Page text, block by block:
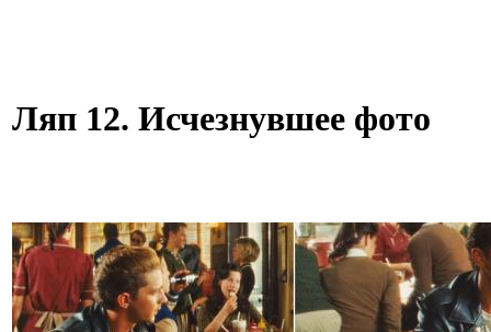
Ляп 12. Исчезнувшее фото